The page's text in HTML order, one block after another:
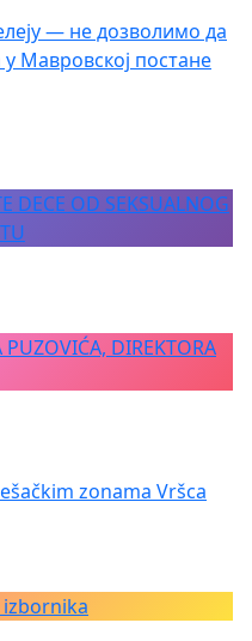
— не дозволимо да
Мавровској постане
DECE OD SEKSUALNOG
DIREKTORA
zonama Vršca
izbornika